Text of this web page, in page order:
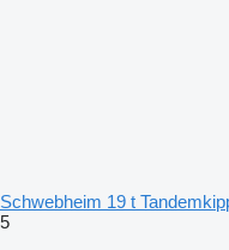
Schwebheim 19 t
5